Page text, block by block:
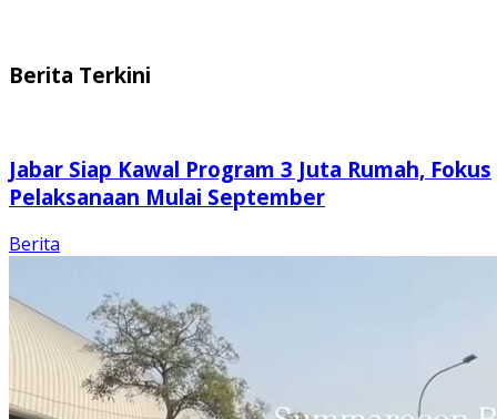
Berita Terkini
Jabar Siap Kawal Program 3 Juta Rumah, Fokus
Pelaksanaan Mulai September
Berita